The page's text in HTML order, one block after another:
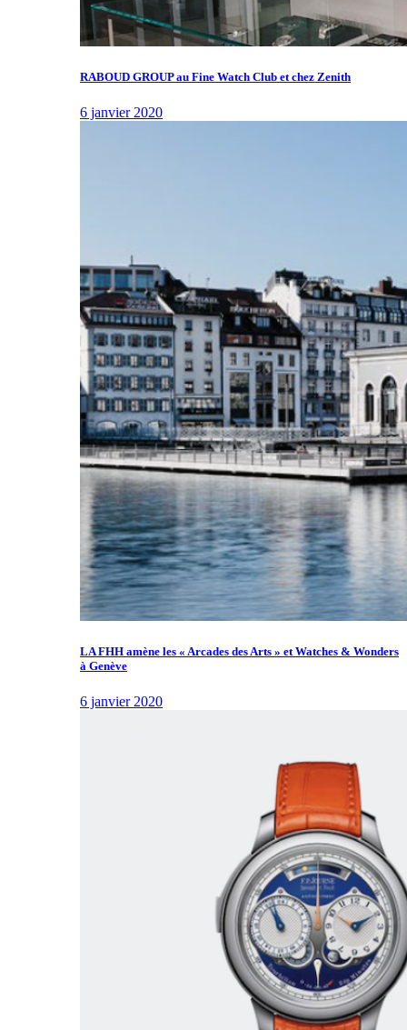
RABOUD GROUP au Fine Watch Club et chez Zenith
6 janvier 2020
LA FHH amène les « Arcades des Arts » et Watches & Wonders
à Genève
6 janvier 2020